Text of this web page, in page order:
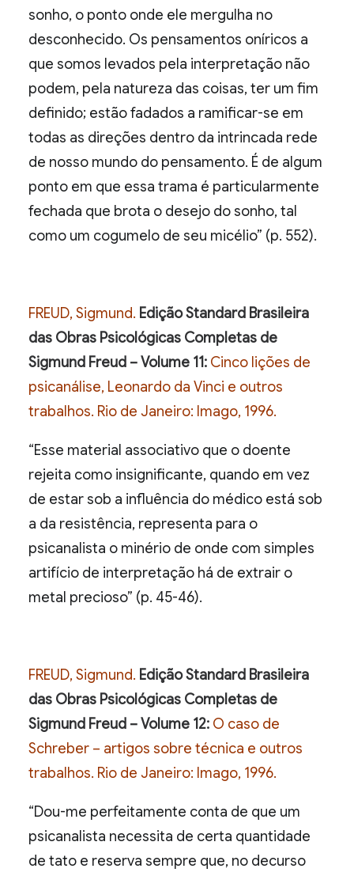
sonho, o ponto onde ele mergulha no
desconhecido. Os pensamentos oníricos a
que somos levados pela interpretação não
podem, pela natureza das coisas, ter um fim
definido; estão fadados a ramificar-se em
todas as direções dentro da intrincada rede
de nosso mundo do pensamento. É de algum
ponto em que essa trama é particularmente
fechada que brota o desejo do sonho, tal
como um cogumelo de seu micélio” (p. 552).
FREUD, Sigmund. Edição Standard Brasileira
das Obras Psicológicas Completas de
Sigmund Freud – Volume 11: Cinco lições de
psicanálise, Leonardo da Vinci e outros
trabalhos. Rio de Janeiro: Imago, 1996.
“Esse material associativo que o doente
rejeita como insignificante, quando em vez
de estar sob a influência do médico está sob
a da resistência, representa para o
psicanalista o minério de onde com simples
artifício de interpretação há de extrair o
metal precioso” (p. 45-46).
FREUD, Sigmund. Edição Standard Brasileira
das Obras Psicológicas Completas de
Sigmund Freud – Volume 12: O caso de
Schreber – artigos sobre técnica e outros
trabalhos. Rio de Janeiro: Imago, 1996.
“Dou-me perfeitamente conta de que um
psicanalista necessita de certa quantidade
de tato e reserva sempre que, no decurso